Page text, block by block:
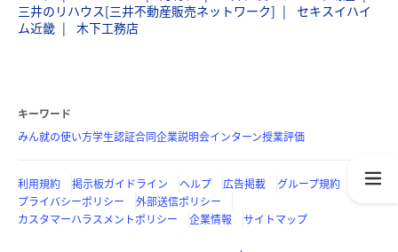
三井のリハウス[三井不動産販売ネットワーク]
セキスイハイ
ム近畿
木下工務店
キーワード
みん就の使い方学生認証合同企業説明会インターン授業評価
利用規約 掲示板ガイドライン ヘルプ 広告掲載
グループ規約
プライバシーポリシー
外部送信ポリシー
カスタマーハラスメントポリシー
企業情報 サイトマップ